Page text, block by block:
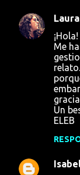
¡Hola!
Me
Un
ELEB